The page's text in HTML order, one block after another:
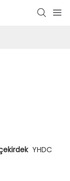
YHDC